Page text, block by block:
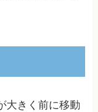
大きく前に移動